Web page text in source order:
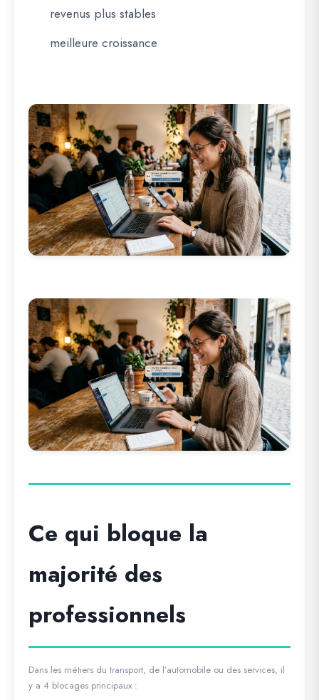
revenus plus stables
meilleure croissance
Ce qui bloque la
majorité des
professionnels
Dans les métiers du transport, de l’automobile ou des services, il
y a 4 blocages principaux :